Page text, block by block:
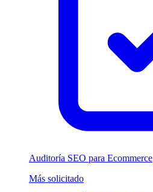
Auditoría SEO para Ecommerce
Más solicitado